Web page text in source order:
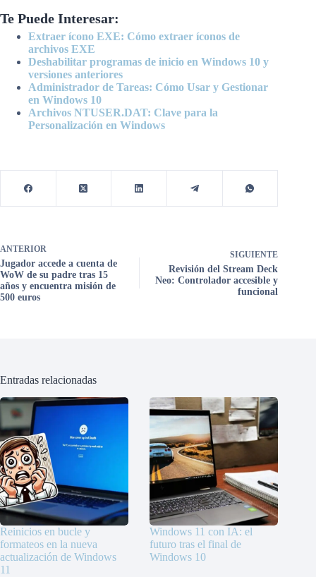
Te Puede Interesar:
Extraer ícono EXE: Cómo extraer íconos de
archivos EXE
Deshabilitar programas de inicio en Windows 10 y
versiones anteriores
Administrador de Tareas: Cómo Usar y Gestionar
en Windows 10
Archivos NTUSER.DAT: Clave para la
Personalización en Windows
ANTERIOR
Jugador accede a cuenta de
WoW de su padre tras 15
años y encuentra misión de
500 euros
SIGUIENTE
Revisión del Stream Deck
Neo: Controlador accesible y
funcional
Entradas relacionadas
Reinicios en bucle y
formateos en la nueva
actualización de Windows
11
Windows 11 con IA: el
futuro tras el final de
Windows 10